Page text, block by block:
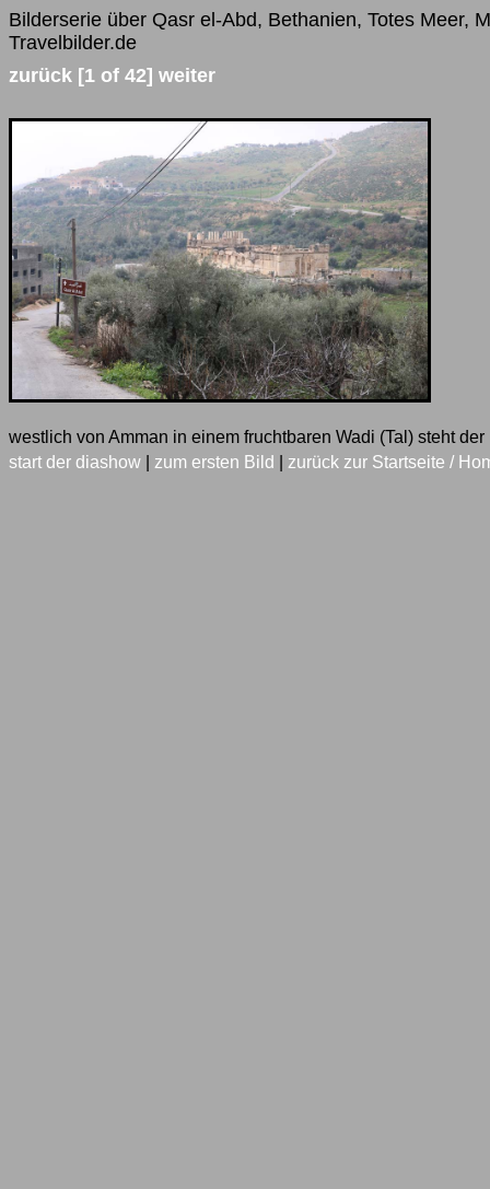
Bilderserie über Qasr el-Abd, Bethanien, Totes Meer,
Travelbilder.de
zurück [1 of 42] weiter
westlich von Amman in einem fruchtbaren Wadi (Tal) steht
start der diashow
zum ersten Bild zurück zur Startseite /